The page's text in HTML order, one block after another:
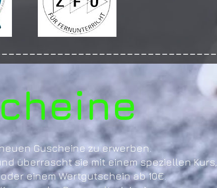
Guscheine zu erwerben.
überrascht sie mit einem speziellen Kurs,
einem Wertgutschein ab 10€.